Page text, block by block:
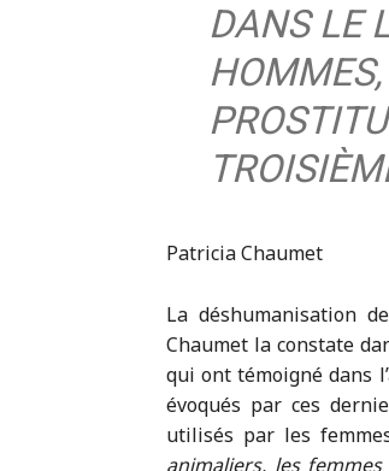
DANS LE
Patricia Chaumet
La déshumanisation
Chaumet la constate
qui ont témoigné dans
évoqués par ces
utilisés par les
animaliers, les